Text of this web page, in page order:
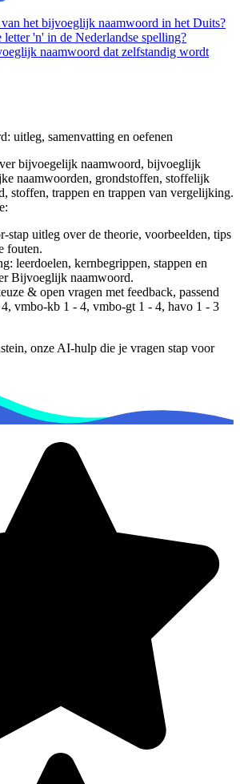
het bijvoeglijk naamwoord in het Duits?
letter 'n' in de Nederlandse spelling?
naamwoord dat zelfstandig wordt
: uitleg, samenvatting en oefenen
bijvoegelijk naamwoord, bijvoeglijk
naamwoorden, grondstoffen, stoffelijk
stoffen, trappen en trappen van vergelijking.
stap uitleg over de theorie, voorbeelden, tips
fouten.
leerdoelen, kernbegrippen, stappen en
Bijvoeglijk naamwoord.
& open vragen met feedback, passend
vmbo-kb 1 - 4, vmbo-gt 1 - 4, havo 1 - 3
onze AI-hulp die je vragen stap voor